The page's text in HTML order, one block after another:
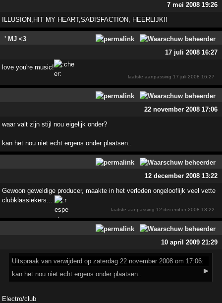
7 mei 2008 19:26
ILLUSION,HIT MY HEART,SADISFACTION, HEERLIJK!!
' MJ <3
17 juli 2008 16:27
love you're music!
laatste aanpassing 17 juli 2008 16:27
22 november 2008 17:06
waar valt zijn stijl nou eigelijk onder?
kan het nou niet echt ergens onder plaatsen..
12 december 2008 13:22
Gewoon geweldige producer, maakte in het verleden ongelooflijk veel vette
clubklassiekers...
laatste aanpassing 12 december 2008 13:22
10 april 2009 21:29
Uitspraak van verwijderd op zaterdag 22 november 2008 om 17:06:
▶
kan het nou niet echt ergens onder plaatsen..
Electro/club